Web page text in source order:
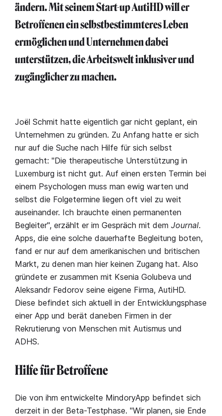
ändern. Mit seinem Start-up AutiHD will er
Betroffenen ein selbstbestimmteres Leben
ermöglichen und Unternehmen dabei
unterstützen, die Arbeitswelt inklusiver und
zugänglicher zu machen.
Joël Schmit hatte eigentlich gar nicht geplant, ein
Unternehmen zu gründen. Zu Anfang hatte er sich
nur auf die Suche nach Hilfe für sich selbst
gemacht: "Die therapeutische Unterstützung in
Luxemburg ist nicht gut. Auf einen ersten Termin bei
einem Psychologen muss man ewig warten und
selbst die Folgetermine liegen oft viel zu weit
auseinander. Ich brauchte einen permanenten
Begleiter", erzählt er im Gespräch mit dem Journal.
Apps, die eine solche dauerhafte Begleitung boten,
fand er nur auf dem amerikanischen und britischen
Markt, zu denen man hier keinen Zugang hat. Also
gründete er zusammen mit Ksenia Golubeva und
Aleksandr Fedorov seine eigene Firma, AutiHD.
Diese befindet sich aktuell in der Entwicklungsphase
einer App und berät daneben Firmen in der
Rekrutierung von Menschen mit Autismus und
ADHS.
Hilfe für Betroffene
Die von ihm entwickelte MindoryApp befindet sich
derzeit in der Beta-Testphase. "Wir planen, sie Ende